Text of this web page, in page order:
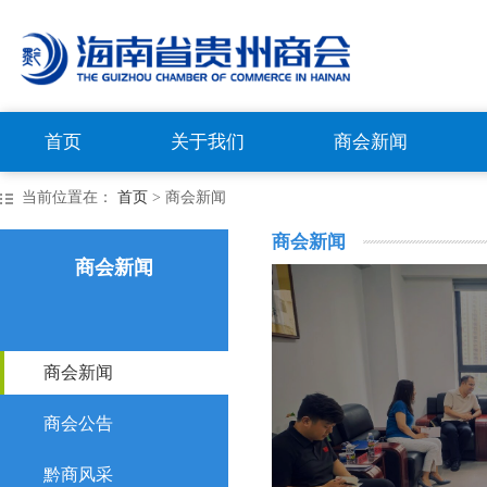
首页 关于我们 商会新闻
当前位置在： 首页 > 商会新闻
商会新闻
商会新闻
商会公告
黔商风采
商会新闻